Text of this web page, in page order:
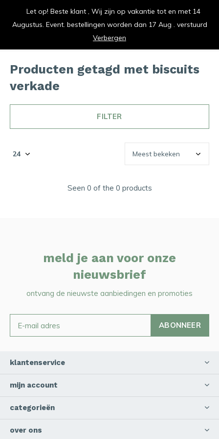
vrolijk je keuken op
Producten getagd met biscuits
verkade
FILTER
Seen 0 of the 0 products
meld je aan voor onze
nieuwsbrief
ontvang de nieuwste aanbiedingen en promoties
ABONNEER
klantenservice
mijn account
categorieën
over ons
Let op! Beste klant , Wij zijn op vakantie tot en met 14
Augustus. Event. bestellingen worden dan 17 Aug . verstuurd
Verbergen